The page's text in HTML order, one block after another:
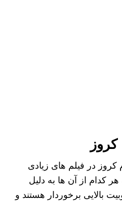
در فیلم های زیادی
کدام از آن ها به دلیل
بالایی برخوردار هستند و